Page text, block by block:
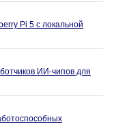
Pi 5 с локальной
ИИ-чипов для